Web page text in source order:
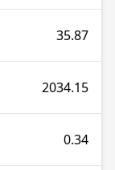
35.87
2034.15
0.34